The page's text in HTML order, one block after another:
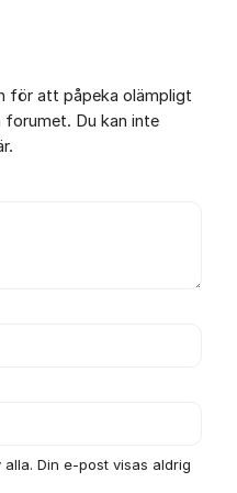
för att påpeka olämpligt
Du kan inte
Din e-post visas aldrig